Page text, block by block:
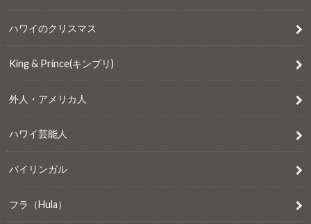
ハワイのクリスマス
King & Prince(キンプリ)
外人・アメリカ人
ハワイ芸能人
バイリンガル
フラ（Hula）